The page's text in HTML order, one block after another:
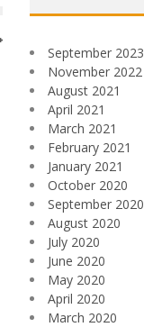
September 2023
November 2022
August 2021
April 2021
March 2021
February 2021
January 2021
October 2020
September 2020
August 2020
July 2020
June 2020
May 2020
April 2020
March 2020